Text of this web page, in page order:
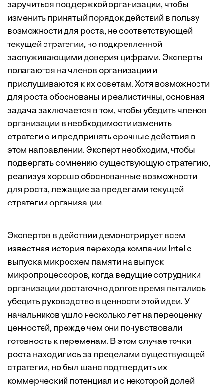
заручиться поддержкой организации, чтобы
изменить принятый порядок действий в пользу
возможности для роста, не соответствующей
текущей стратегии, но подкрепленной
заслуживающими доверия цифрами. Эксперты
полагаются на членов организации и
прислушиваются к их советам. Хотя возможности
для роста обоснованы и реалистичны, основная
задача заключается в том, чтобы убедить членов
организации в необходимости изменить
стратегию и предпринять срочные действия в
этом направлении. Эксперт необходим, чтобы
подвергать сомнению существующую стратегию,
реализуя хорошо обоснованные возможности
для роста, лежащие за пределами текущей
стратегии организации.
Экспертов в действии демонстрирует всем
известная история перехода компании Intel с
выпуска микросхем памяти на выпуск
микропроцессоров, когда ведущие сотрудники
организации достаточно долгое время пытались
убедить руководство в ценности этой идеи. У
начальников ушло несколько лет на переоценку
ценностей, прежде чем они почувствовали
готовность к переменам. В этом случае точки
роста находились за пределами существующей
стратегии, но был шанс подтвердить их
коммерческий потенциал и с некоторой долей